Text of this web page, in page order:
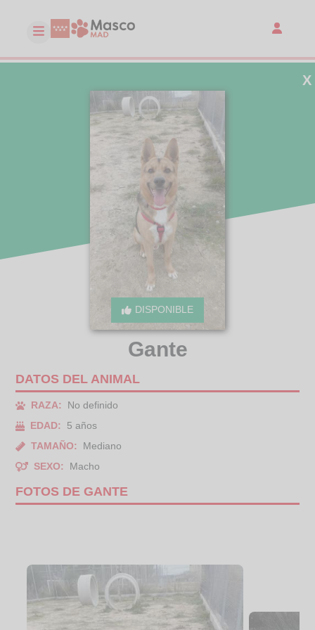
DISPONIBLE
X
Gante
DATOS DEL ANIMAL
RAZA:
No definido
EDAD:
5 años
TAMAÑO:
Mediano
SEXO:
Macho
FOTOS DE GANTE